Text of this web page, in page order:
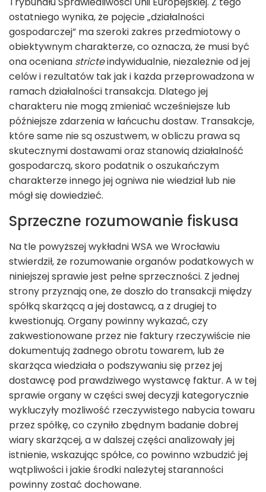
ostatniego wynika, że pojęcie „działalności
gospodarczej” ma szeroki zakres przedmiotowy o
obiektywnym charakterze, co oznacza, że musi być
ona oceniana stricteindywidualnie, niezależnie od jej
celów i rezultatów tak jak i każda przeprowadzona w
ramach działalności transakcja. Dlatego jej
charakteru nie mogą zmieniać wcześniejsze lub
późniejsze zdarzenia w łańcuchu dostaw. Transakcje,
które same nie są oszustwem, w obliczu prawa są
skutecznymi dostawami oraz stanowią działalność
gospodarczą, skoro podatnik o oszukańczym
charakterze innego jej ogniwa nie wiedział lub nie
mógł się dowiedzieć.
Sprzeczne rozumowanie fiskusa
Na tle powyższej wykładni WSA we Wrocławiu
stwierdził, że rozumowanie organów podatkowych w
niniejszej sprawie jest pełne sprzeczności. Z jednej
strony przyznają one, że doszło do transakcji między
spółką skarżącą a jej dostawcą, a z drugiej to
kwestionują. Organy powinny wykazać, czy
zakwestionowane przez nie faktury rzeczywiście nie
dokumentują żadnego obrotu towarem, lub że
skarżąca wiedziała o podszywaniu się przez jej
dostawcę pod prawdziwego wystawcę faktur. A w tej
sprawie organy w części swej decyzji kategorycznie
wykluczyły możliwość rzeczywistego nabycia towaru
przez spółkę, co czyniło zbędnym badanie dobrej
wiary skarżącej, a w dalszej części analizowały jej
istnienie, wskazując spółce, co powinno wzbudzić jej
wątpliwości i jakie środki należytej staranności
powinny zostać dochowane.